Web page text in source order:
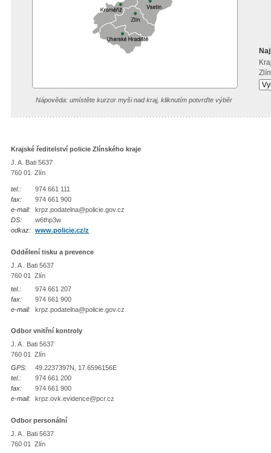
Nápověda: umístěte kurzor myši nad kraj, kliknutím potvrďte výběr
Krajské ředitelství policie Zlínského kraje
J. A. Bati 5637
760 01 Zlín
tel.:
974 661 111
fax:
974 661 900
e-mail:
krpz.podatelna@policie.gov.cz
DS:
w6thp3w
odkaz: www.policie.cz/z
Oddělení tisku a prevence
J. A . Bati 5637
760 01 Zlín
tel.:
974 661 207
fax:
974 661 900
e-mail:
krpz.podatelna@policie.gov.cz
Odbor vnitřní kontroly
J. A . Bati 5637
760 01 Zlín
GPS:
49.2237397N, 17.6596156E
tel.:
974 661 200
fax:
974 661 900
e-mail:
krpz.ovk.evidence@pcr.cz
Odbor personální
J. A . Bati 5637
760 01 Zlín